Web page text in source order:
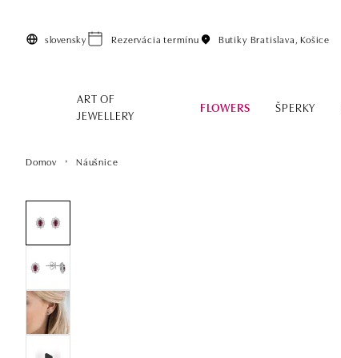
slovensky Rezervácia termínu Butiky Bratislava, Košice
ART OF
JEWELLERY
FLOWERS ŠPERKY
Domov Náušnice